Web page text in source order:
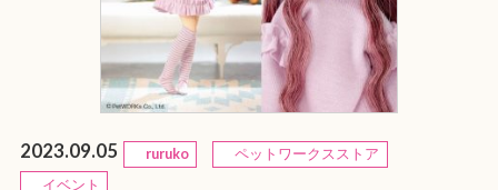
2023.09.05 ruruko
ペットワークスストア
イベント